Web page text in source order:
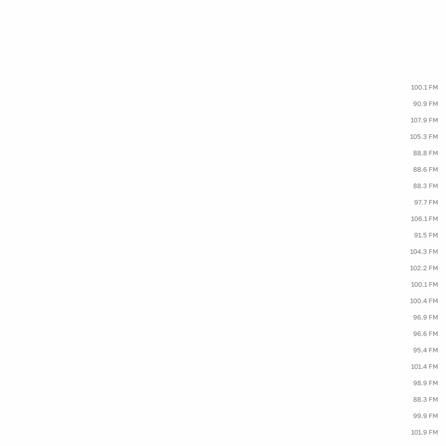
100.1 FM
90.9 FM
107.9 FM
105.3 FM
88.8 FM
88.6 FM
88.3 FM
97.7 FM
106.1 FM
91.5 FM
104.3 FM
102.2 FM
100.1 FM
100.4 FM
96.9 FM
96.6 FM
95.4 FM
101.4 FM
98.9 FM
88.3 FM
99.9 FM
101.9 FM